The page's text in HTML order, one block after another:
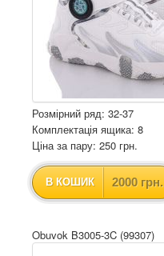
Розмірний ряд: 32-37
Комплектація ящика: 8
Ціна за пару: 250 грн.
В КОШИК 2000 грн.
Obuvok B3005-3C (99307)